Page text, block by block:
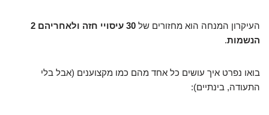
העיקרון המנחה הוא מחזורים של
30 עיסויי חזה ולאחריהם 2
הנשמות.
בואו נפרט איך עושים כל אחד מהם כמו מקצוענים (אבל בלי
התעודה, בינתיים):